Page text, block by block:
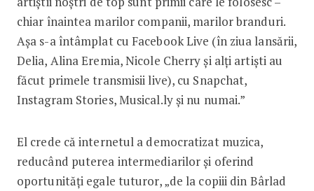
chiar înaintea marilor companii, marilor branduri.
Așa s-a întâmplat cu Facebook Live (în ziua lansării,
Delia, Alina Eremia, Nicole Cherry și alți artiști au
făcut primele transmisii live), cu Snapchat,
Instagram Stories, Musical.ly și nu numai.”
El crede că interne­tul a democratizat muzica,
reducând puterea intermediarilor și oferind
oportunități egale tuturor, „de la copiii din Bârlad